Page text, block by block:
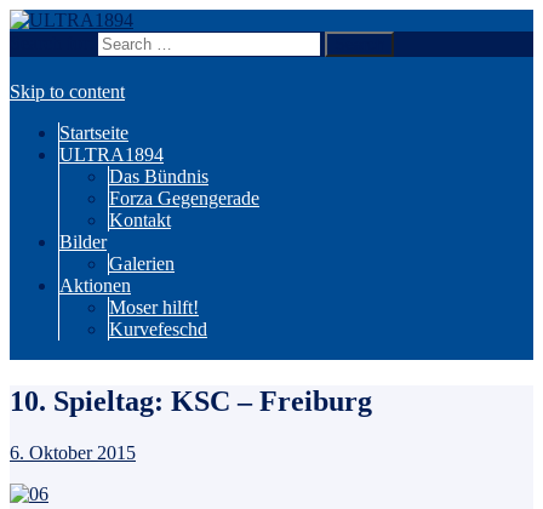
ULTRA1894
Skip to content
Startseite
ULTRA1894
Das Bündnis
Forza Gegengerade
Kontakt
Bilder
Galerien
Aktionen
Moser hilft!
Kurvefeschd
10. Spieltag: KSC – Freiburg
6. Oktober 2015